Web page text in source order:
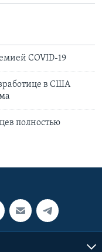
COVID-19
в США
полностью